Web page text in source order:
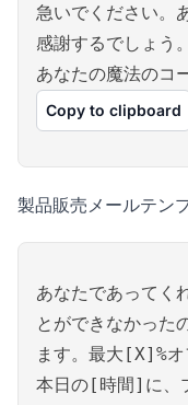
急いでください。
感謝するでしょう。
あなたの魔法のコ
Copy to clipboard
製品販売メールテン
あなたであってく
とができなかった
ます。最大[X]%オ
本日の[時間]に、